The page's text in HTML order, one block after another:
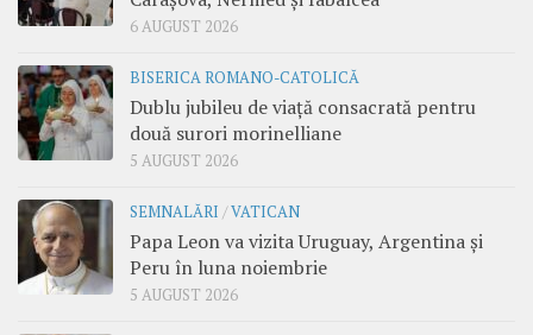
6 AUGUST 2026
BISERICA ROMANO-CATOLICĂ
Dublu jubileu de viață consacrată pentru
două surori morinelliane
5 AUGUST 2026
SEMNALĂRI /VATICAN
Papa Leon va vizita Uruguay, Argentina și
Peru în luna noiembrie
5 AUGUST 2026